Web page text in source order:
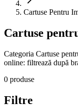
Cartuse Pentru
Cartuse
Categoria Cartuse
online: filtrează după
0 produse
Filtre